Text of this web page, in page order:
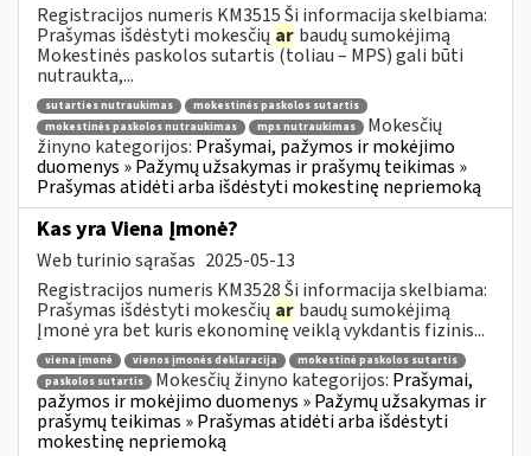
Registracijos numeris KM3515 Ši informacija skelbiama:
Prašymas išdėstyti mokesčių ar baudų sumokėjimą
Mokestinės paskolos sutartis (toliau – MPS) gali būti
nutraukta,...
sutarties nutraukimas
mokestinės paskolos sutartis
mokestinės paskolos nutraukimas
mps nutraukimas
Mokesčių
žinyno kategorijos: Prašymai, pažymos ir mokėjimo
duomenys » Pažymų užsakymas ir prašymų teikimas »
Prašymas atidėti arba išdėstyti mokestinę nepriemoką
Kas yra Viena Įmonė?
Web turinio sąrašas 2025-05-13
Registracijos numeris KM3528 Ši informacija skelbiama:
Prašymas išdėstyti mokesčių ar baudų sumokėjimą
Įmonė yra bet kuris ekonominę veiklą vykdantis fizinis...
viena įmonė vienos įmonės deklaracija
mokestinė paskolos sutartis
paskolos sutartis
Mokesčių žinyno kategorijos: Prašymai,
pažymos ir mokėjimo duomenys » Pažymų užsakymas ir
prašymų teikimas » Prašymas atidėti arba išdėstyti
mokestinę nepriemoką